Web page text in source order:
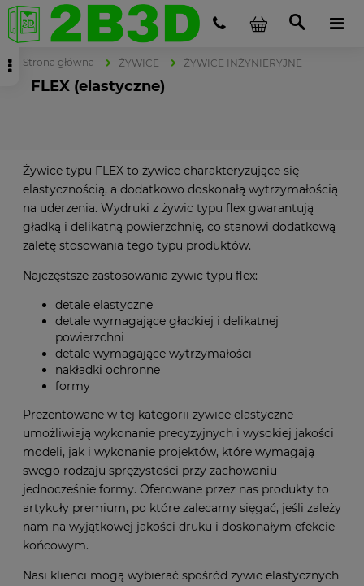
Strona główna ŻYWICE ŻYWICE INŻYNIERYJNE
FLEX (elastyczne)
Żywice typu FLEX to żywice charakteryzujące się
elastycznością, a dodatkowo doskonałą wytrzymałością
na uderzenia. Wydruki z żywic typu flex gwarantują
gładką i delikatną powierzchnię, co stanowi dodatkową
zaletę stosowania tego typu produktów.
Najczęstsze zastosowania żywic typu flex:
detale elastyczne
detale wymagające gładkiej i delikatnej
powierzchni
detale wymagające wytrzymałości
nakładki ochronne
formy
Prezentowane w tej kategorii żywice elastyczne
umożliwiają wykonanie precyzyjnych i wysokiej jakości
modeli, jak i wykonanie projektów, które wymagają
swego rodzaju sprężystości przy zachowaniu
jednocześnie formy. Oferowane przez nas produkty to
artykuły premium, po które zalecamy sięgać, jeśli zależy
nam na wyjątkowej jakości druku i doskonałym efekcie
końcowym.
Nasi klienci mogą wybierać spośród żywic elastycznych